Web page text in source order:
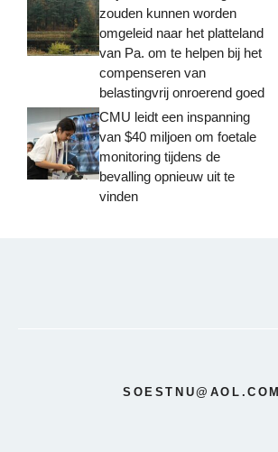
zouden kunnen worden
omgeleid naar het platteland
van Pa. om te helpen bij het
compenseren van
belastingvrij onroerend goed
CMU leidt een inspanning
van $40 miljoen om foetale
monitoring tijdens de
bevalling opnieuw uit te
vinden
SOESTNU@AOL.COM